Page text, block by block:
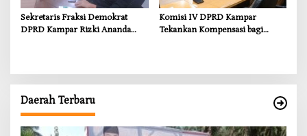
Sekretaris Fraksi Demokrat
DPRD Kampar Rizki Ananda
Komisi IV DPRD Kampar
Tekankan Kompensasi bagi
Daerah Terbaru